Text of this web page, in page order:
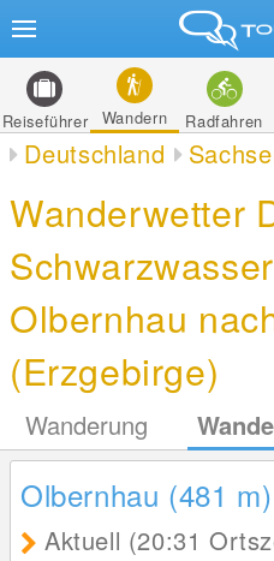
Reiseführer Wandern Radfahren
Deutschland
Wanderwetter
Olbernhau
(Erzgebirge)
Wanderung
Olbernhau (481 m)
Aktuell (20:31